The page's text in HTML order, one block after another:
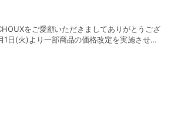
をご愛顧いただきましてありがとうござ